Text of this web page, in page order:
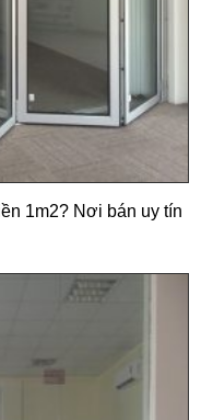
1m2? Nơi bán uy tín